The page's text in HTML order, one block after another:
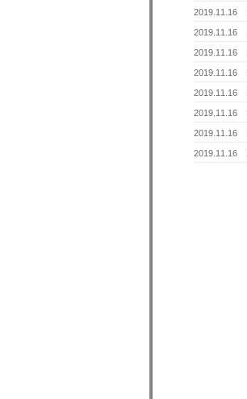
2019.11.16
2019.11.16
2019.11.16
2019.11.16
2019.11.16
2019.11.16
2019.11.16
2019.11.16